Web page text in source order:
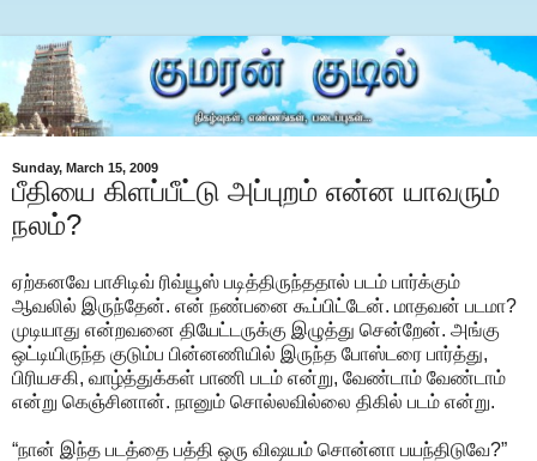
Sunday, March 15, 2009
பீதியை கிளப்பீட்டு அப்புறம் என்ன யாவரும்
நலம்?
ஏற்கனவே பாசிடிவ் ரிவ்யூஸ் படித்திருந்ததால் படம் பார்க்கும்
ஆவலில் இருந்தேன். என் நண்பனை கூப்பிட்டேன். மாதவன் படமா?
முடியாது என்றவனை தியேட்டருக்கு இழுத்து சென்றேன். அங்கு
ஒட்டியிருந்த குடும்ப பின்னணியில் இருந்த போஸ்டரை பார்த்து,
பிரியசகி, வாழ்த்துக்கள் பாணி படம் என்று, வேண்டாம் வேண்டாம்
என்று கெஞ்சினான். நானும் சொல்லவில்லை திகில் படம் என்று.
“நான் இந்த படத்தை பத்தி ஒரு விஷயம் சொன்னா பயந்திடுவே?”